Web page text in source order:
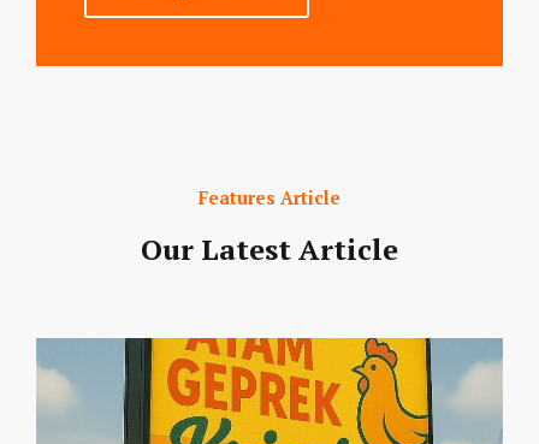
Features Article
Our Latest Article